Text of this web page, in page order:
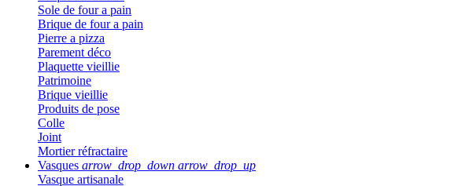
Sole de four a pain
Brique de four a pain
Pierre a pizza
Parement déco
Plaquette vieillie
Patrimoine
Brique vieillie
Produits de pose
Colle
Joint
Mortier réfractaire
Vasques arrow_drop_down arrow_drop_up
Vasque artisanale